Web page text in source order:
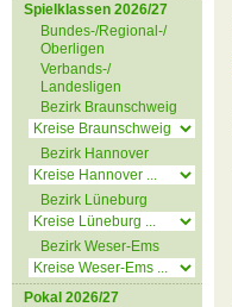
Spielklassen 2026/27
Bundes-/Regional-/
Oberligen
Verbands-/
Landesligen
Bezirk Braunschweig
Bezirk Hannover
Bezirk Lüneburg
Bezirk Weser-Ems
Pokal 2026/27